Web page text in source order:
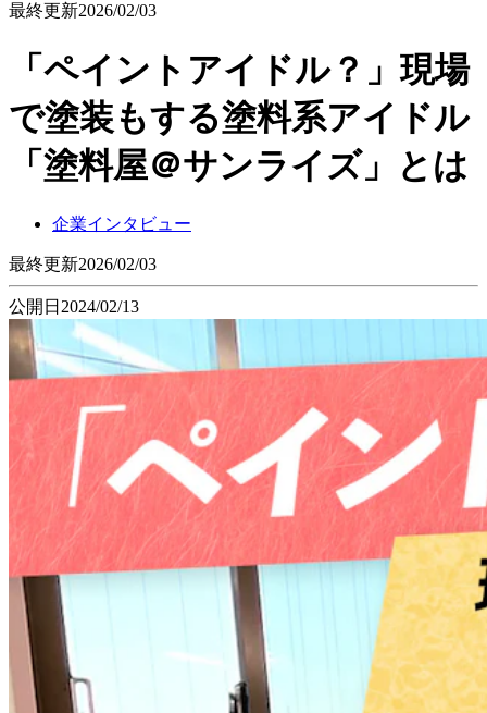
最終更新2026/02/03
「ペイントアイドル？」現場
で塗装もする塗料系アイドル
「塗料屋＠サンライズ」とは
企業インタビュー
最終更新2026/02/03
公開日 2024/02/13